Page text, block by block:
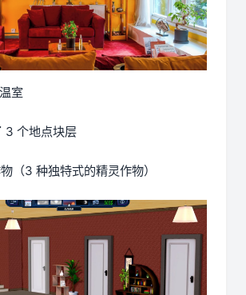
室
3 个地点块层
（3 种独特式的精灵作物）